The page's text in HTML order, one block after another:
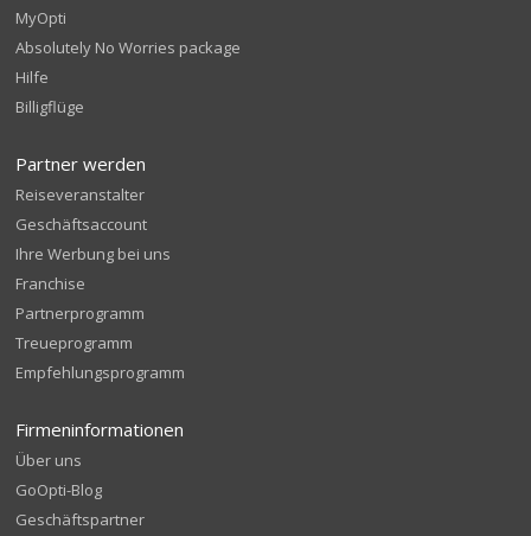
MyOpti
Absolutely No Worries package
Hilfe
Billigflüge
Partner werden
Reiseveranstalter
Geschäftsaccount
Ihre Werbung bei uns
Franchise
Partnerprogramm
Treueprogramm
Empfehlungsprogramm
Firmeninformationen
Über uns
GoOpti-Blog
Geschäftspartner